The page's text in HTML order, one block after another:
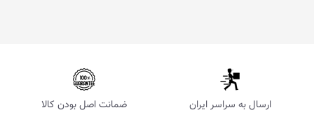
ارسال به سراسر ایران ضمانت اصل بودن کالا